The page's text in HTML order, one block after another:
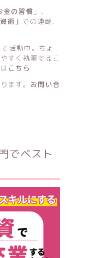
金の習慣 」 、
術」 での連載、
て活動中。ちょ
すく執筆するこ
こちら
ます。 お問い合
でベスト